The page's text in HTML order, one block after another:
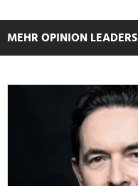
MEHR OPINION LEADERS